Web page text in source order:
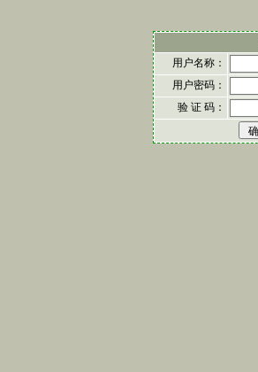
用户名称：
用户密码：
验 证 码：